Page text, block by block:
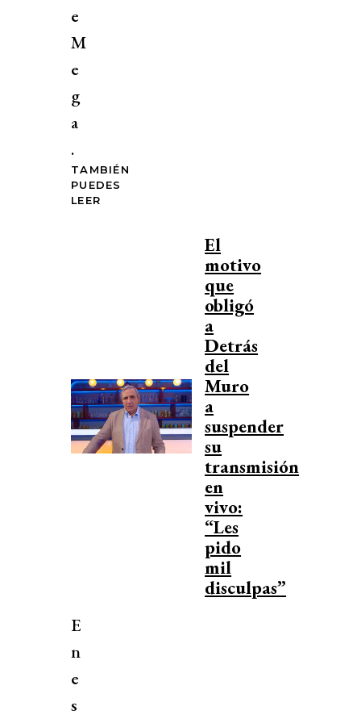
e
M
e
g
a
.
TAMBIÉN
PUEDES
LEER
El
motivo
que
obligó
a
Detrás
del
Muro
a
suspender
su
transmisión
en
vivo:
“Les
pido
mil
disculpas”
E
n
e
s